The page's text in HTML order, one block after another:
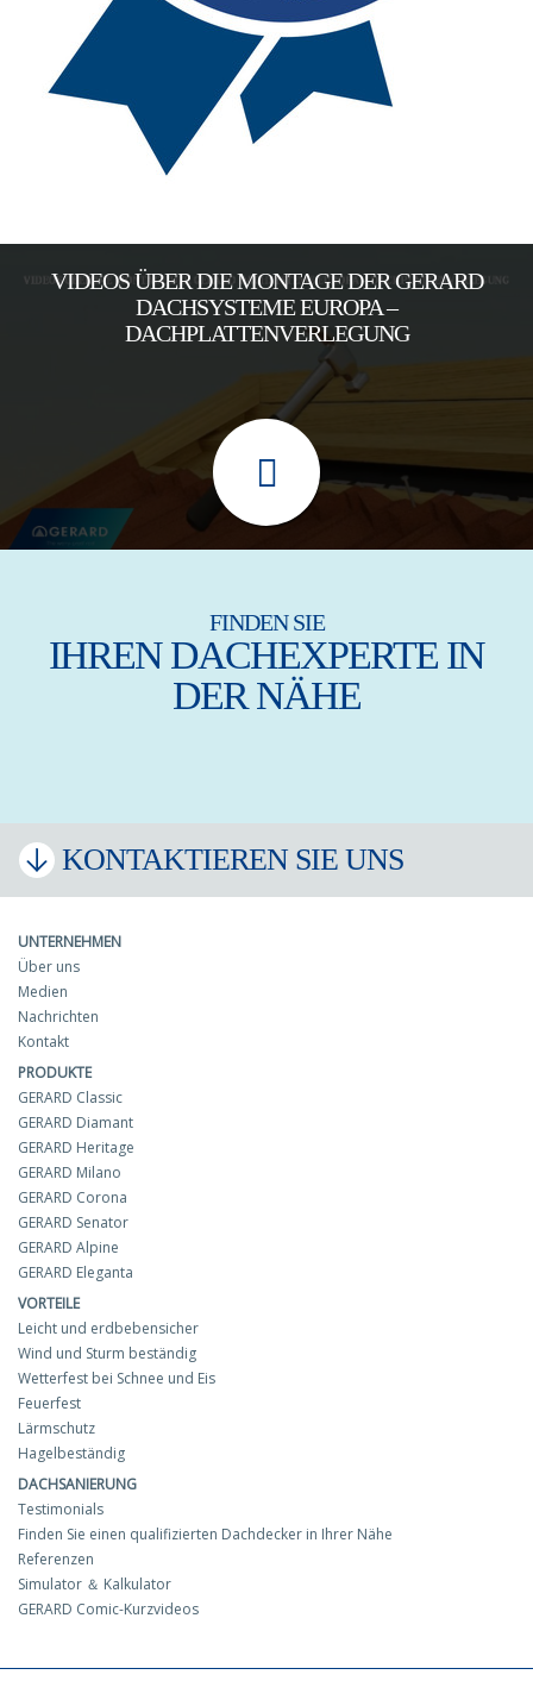
VIDEOS ÜBER DIE MONTAGE DER GERARD
DACHSYSTEME EUROPA –
DACHPLATTENVERLEGUNG
FINDEN SIE
IHREN DACHEXPERTE IN
DER NÄHE
KONTAKTIEREN SIE UNS
UNTERNEHMEN
Über uns
Medien
Nachrichten
Kontakt
PRODUKTE
GERARD Classic
GERARD Diamant
GERARD Heritage
GERARD Milano
GERARD Corona
GERARD Senator
GERARD Alpine
GERARD Eleganta
VORTEILE
Leicht und erdbebensicher
Wind und Sturm beständig
Wetterfest bei Schnee und Eis
Feuerfest
Lärmschutz
Hagelbeständig
DACHSANIERUNG
Testimonials
Finden Sie einen qualifizierten Dachdecker in Ihrer Nähe
Referenzen
Simulator ＆ Kalkulator
GERARD Comic-Kurzvideos